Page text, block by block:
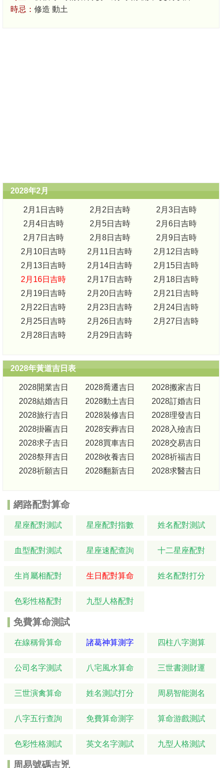
時忌： 修造 動土
2028年2月
2月1日吉時 2月2日吉時
2月3日吉時
2月4日吉時
2月5日吉時
2月6日吉時
2月7日吉時
2月8日吉時
2月9日吉時
2月10日吉時
2月11日吉時
2月12日吉時
2月13日吉時
2月14日吉時
2月15日吉時
2月16日吉時
2月17日吉時
2月18日吉時
2月19日吉時
2月20日吉時
2月21日吉時
2月22日吉時
2月23日吉時
2月24日吉時
2月25日吉時
2月26日吉時
2月27日吉時
2月28日吉時
2月29日吉時
2028年黃道吉日表
2028開業吉日 2028喬遷吉日
2028搬家吉日
2028結婚吉日
2028動土吉日
2028訂婚吉日
2028旅行吉日
2028裝修吉日
2028理發吉日
2028掛匾吉日
2028安葬吉日
2028入殮吉日
2028求子吉日
2028買車吉日
2028交易吉日
2028祭拜吉日
2028收養吉日
2028祈福吉日
2028祈願吉日
2028翻新吉日 2028求醫吉日
網路配對算命
星座配對測試 星座配對指數 姓名配對測試
血型配對測試 星座速配查詢 十二星座配對
生肖屬相配對 生日配對算命 姓名配對打分
色彩性格配對 九型人格配對
免費算命測試
在線稱骨算命 諸葛神算測字 四柱八字測算
公司名字測試 八宅風水算命 三世書測財運
三世演禽算命 姓名測試打分 周易智能測名
八字五行查詢 免費算命測字 算命游戲測試
色彩性格測試 英文名字測試 九型人格測試
周易號碼吉兇